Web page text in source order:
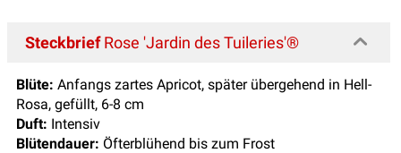
SteckbriefRose 'Jardin des Tuileries'®
Blüte: Anfangs zartes Apricot, später übergehend in Hell-
Rosa, gefüllt, 6-8 cm
Duft: Intensiv
Blütendauer: Öfterblühend bis zum Frost